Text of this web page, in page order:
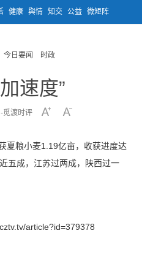
健康 舆情 知交 公益 微矩阵
今日要闻 时政
速度”
觅渡时评
夏粮小麦1.19亿亩，收获进度达
五成，江苏过两成，陕西过一
article?id=379378